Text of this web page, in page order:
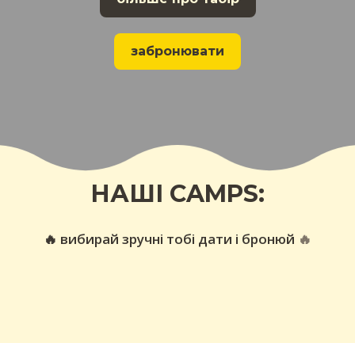
забронювати
НАШІ CAMPS:
🔥 вибирай зручні тобі дати і бронюй 🔥